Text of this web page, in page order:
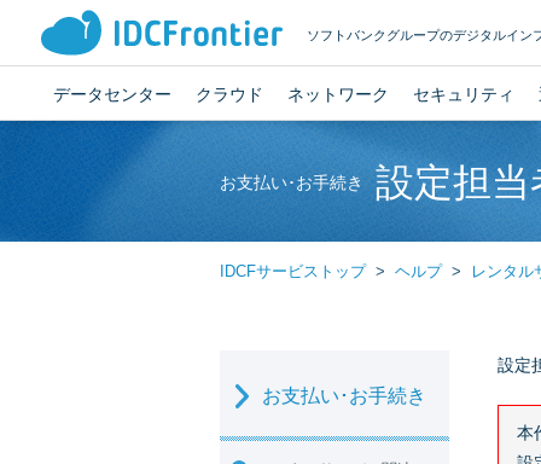
ソフトバンクグループのデジタルイン
データセンター クラウド ネットワーク セキュリティ
お支払い･お手続き 設定担
IDCFサービストップ ヘルプ レンタル
設定
本
お支払い･お手続き